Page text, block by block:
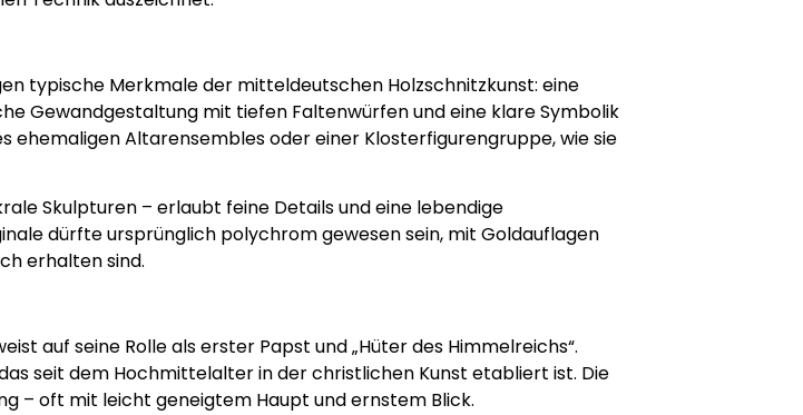
typische Merkmale der mitteldeutschen Holzschnitzkunst: eine
Gewandgestaltung mit tiefen Faltenwürfen und eine klare Symbolik
ehemaligen Altarensembles oder einer Klosterfigurengruppe, wie sie
Skulpturen – erlaubt feine Details und eine lebendige
dürfte ursprünglich polychrom gewesen sein, mit Goldauflagen
erhalten sind.
auf seine Rolle als erster Papst und „Hüter des Himmelreichs“.
seit dem Hochmittelalter in der christlichen Kunst etabliert ist. Die
– oft mit leicht geneigtem Haupt und ernstem Blick.